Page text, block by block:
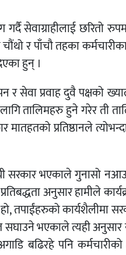
सेवाग्राहीलाई छरितो
चौंथो र पाँचौ तहका
हुन् ।
र सेवा प्रवाह दुवै पक्षको
तालिमहरु हुने गरेर ती
प्रतिष्ठानले
सरकार भएकाले गुनासो
अनुसार हामीले
तपाईंहरुको कार्यशैलीमा
सघाउने भएकाले त्यही
बढिरहे पनि कर्मचारीको